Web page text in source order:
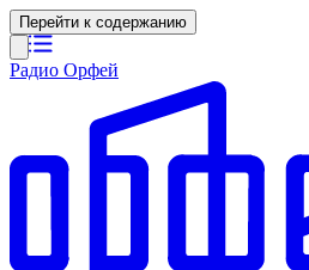
Перейти к содержанию
Радио Орфей